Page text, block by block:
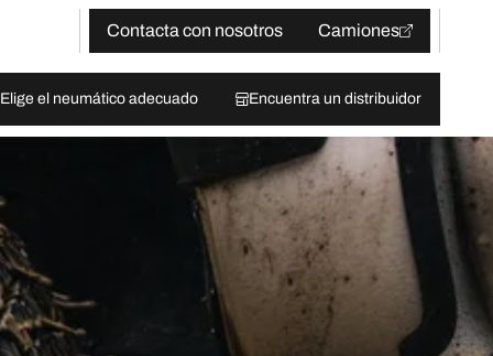
Contacta con nosotros Camiones
Elige el neumático adecuado Encuentra un distribuidor